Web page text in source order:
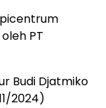
PT
Budi Djatmiko
2024)